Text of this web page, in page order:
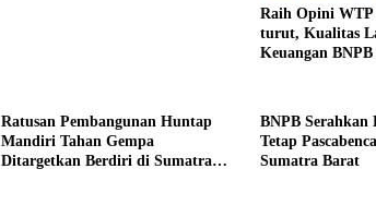
Raih Opini
turut, Kualitas
Keuangan
Ratusan Pembangunan Huntap
Mandiri Tahan Gempa
Ditargetkan Berdiri di Sumatra
BNPB
Tetap
Sumatra Barat